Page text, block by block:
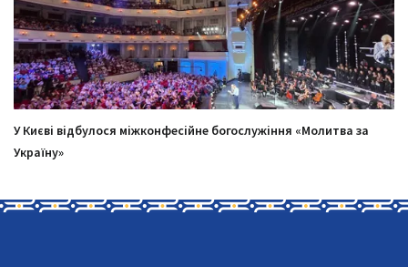
У Києві відбулося міжконфесійне богослужіння «Молитва за
Україну»